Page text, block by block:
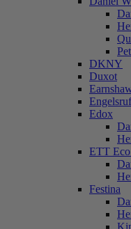
DKNY
Duxot
Edox
ETT
Festina